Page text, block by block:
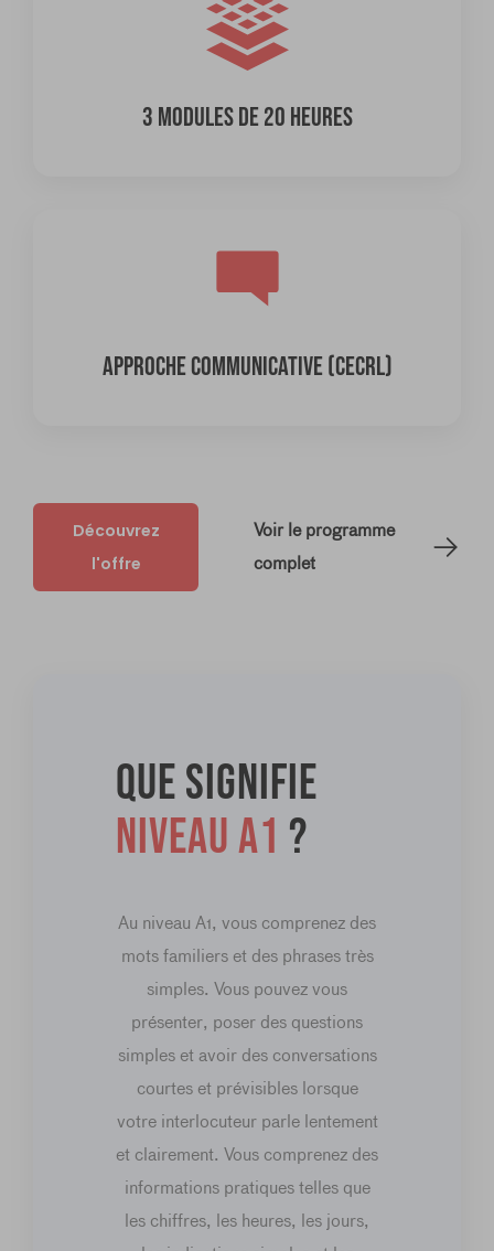
3 MODULES DE 20 HEURES
APPROCHE COMMUNICATIVE (CECRL)
Découvrez
l'offre
Voir le programme
complet
Que signifie
niveau A1 ?
Au niveau A1, vous comprenez des
mots familiers et des phrases très
simples. Vous pouvez vous
présenter, poser des questions
simples et avoir des conversations
courtes et prévisibles lorsque
votre interlocuteur parle lentement
et clairement. Vous comprenez des
informations pratiques telles que
les chiffres, les heures, les jours,